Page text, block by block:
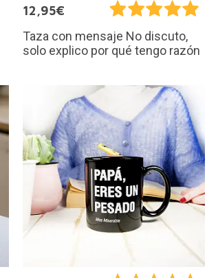
12,95€
Taza con mensaje No discuto,
solo explico por qué tengo razón